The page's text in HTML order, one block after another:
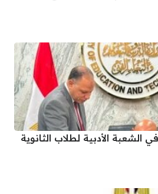
الشعبة الأدبية لطلاب الثانوية